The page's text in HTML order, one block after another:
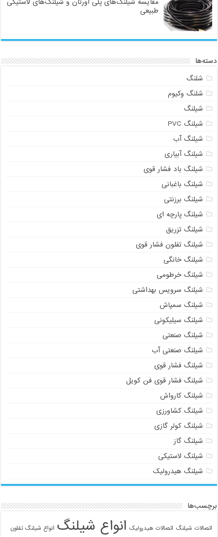
مقایسه شیلنگ‌های پلی اورتان و شیلنگ‌های لاستیکی
طبیعی
دسته‌ها
شلنگ
شلنگ وکیوم
شیلنگ
شیلنگ PVC
شیلنگ آب
شیلنگ آبیاری
شیلنگ باد فشار قوی
شیلنگ باغبانی
شیلنگ برزنتی
شیلنگ پارچه‌ ای
شیلنگ تزریق
شیلنگ تفلون فشار قوی
شیلنگ خانگی
شیلنگ خرطومی
شیلنگ سرویس بهداشتی
شیلنگ سمپاش
شیلنگ سیلیکونی
شیلنگ صنعتی
شیلنگ صنعتی آب
شیلنگ فشار قوی
شیلنگ فشار قوی فن کویل
شیلنگ کارواش
شیلنگ کشاورزی
شیلنگ کولر گازی
شیلنگ گاز
شیلنگ لاستیکی
شیلنگ هیدرولیک
برچسب‌ها
اتصالات شیلنگ اتصالات هیدرولیک انواع شیلنگ انواع شیلنگ تفلون